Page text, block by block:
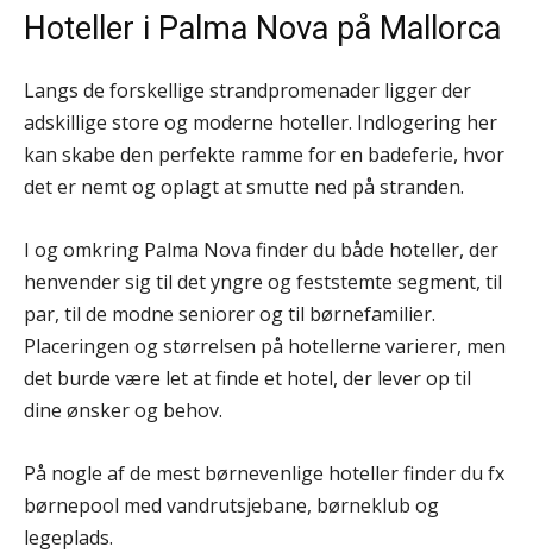
Hoteller i Palma Nova på Mallorca
Langs de forskellige strandpromenader ligger der
adskillige store og moderne hoteller. Indlogering her
kan skabe den perfekte ramme for en badeferie, hvor
det er nemt og oplagt at smutte ned på stranden.
I og omkring Palma Nova finder du både hoteller, der
henvender sig til det yngre og feststemte segment, til
par, til de modne seniorer og til børnefamilier.
Placeringen og størrelsen på hotellerne varierer, men
det burde være let at finde et hotel, der lever op til
dine ønsker og behov.
På nogle af de mest børnevenlige hoteller finder du fx
børnepool med vandrutsjebane, børneklub og
legeplads.